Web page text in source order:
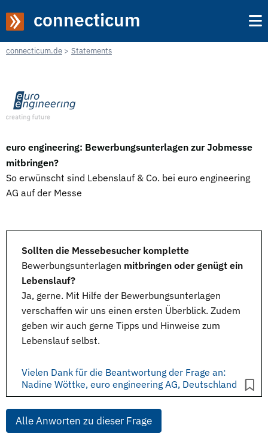
connecticum
connecticum.de Statements
euro engineering: Bewerbungsunterlagen zur Jobmesse
mitbringen?
So erwünscht sind Lebenslauf & Co. bei euro engineering
AG auf der Messe
Sollten die Messebesucher komplette
Bewerbungsunterlagen mitbringen oder genügt ein
Lebenslauf?
Ja, gerne. Mit Hilfe der Bewerbungsunterlagen
verschaffen wir uns einen ersten Überblick. Zudem
geben wir auch gerne Tipps und Hinweise zum
Lebenslauf selbst.
Vielen Dank für die Beantwortung der Frage an:
Nadine Wöttke, euro engineering AG, Deutschland
Alle Anworten zu dieser Frage